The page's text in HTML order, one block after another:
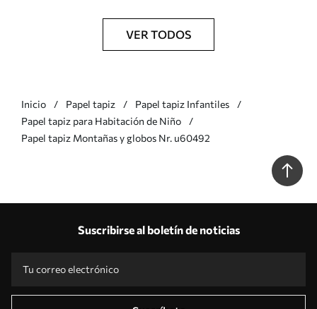
VER TODOS
Inicio Papel tapiz
Papel tapiz Infantiles
Papel tapiz para Habitación de Niño
Papel tapiz Montañas y globos Nr. u60492
Suscribirse al boletín de noticias